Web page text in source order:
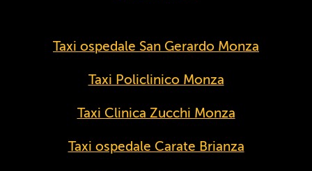
Taxi ospedale San Gerardo Monza
Taxi Policlinico Monza
Taxi Clinica Zucchi Monza
Taxi ospedale Carate Brianza